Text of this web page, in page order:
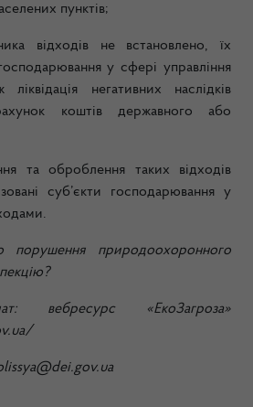
пунктів;
відходів не встановлено, їх
у сфері управління
негативних наслідків
коштів державного або
та оброблення таких відходів
суб’єкти господарювання у
порушення природоохоронного
вебресурс «ЕкоЗагроза»